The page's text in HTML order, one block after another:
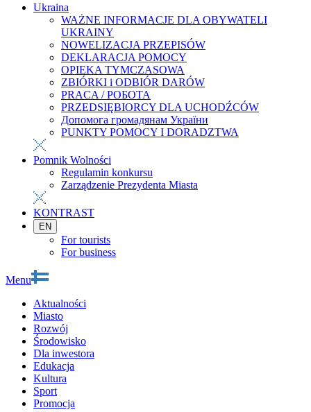
Ukraina
WAŻNE INFORMACJE DLA OBYWATELI
UKRAINY
NOWELIZACJA PRZEPISÓW
DEKLARACJA POMOCY
OPIEKA TYMCZASOWA
ZBIÓRKI i ODBIÓR DARÓW
PRACA / РОБОТА
PRZEDSIĘBIORCY DLA UCHODŹCÓW
Допомога громадянам України
PUNKTY POMOCY I DORADZTWA
Pomnik Wolności
Regulamin konkursu
Zarządzenie Prezydenta Miasta
KONTRAST
EN
For tourists
For business
Menu
Aktualności
Miasto
Rozwój
Środowisko
Dla inwestora
Edukacja
Kultura
Sport
Promocja